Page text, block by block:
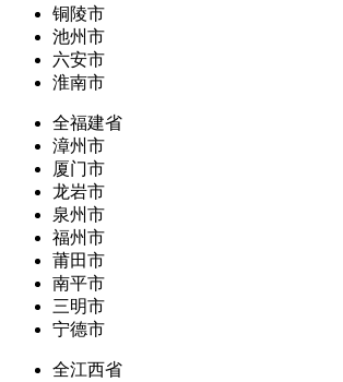
铜陵市
池州市
六安市
淮南市
全福建省
漳州市
厦门市
龙岩市
泉州市
福州市
莆田市
南平市
三明市
宁德市
全江西省